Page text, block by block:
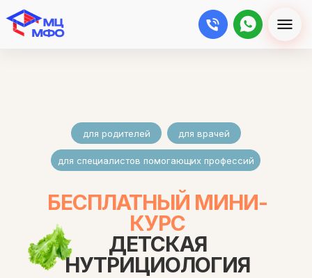
БЕСПЛАТНЫЙ МИНИ-
КУРС
ДЕТСКАЯ
НУТРИЦИОЛОГИЯ
для родителей для врачей
для специалистов помогающих профессий